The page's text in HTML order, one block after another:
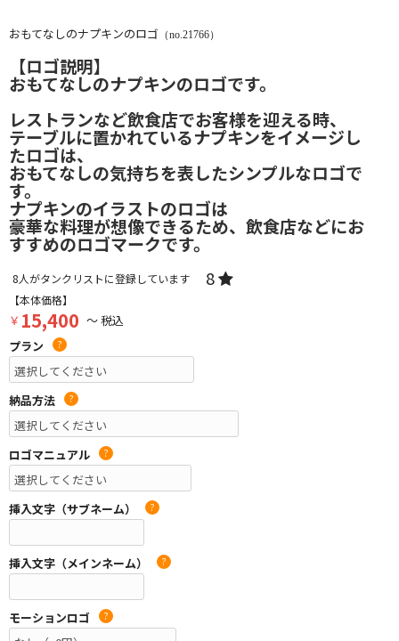
おもてなしのナプキンのロゴ （no.21766）
【ロゴ説明】
おもてなしのナプキンのロゴです。
レストランなど飲食店でお客様を迎える時、
テーブルに置かれているナプキンをイメージし
たロゴは、
おもてなしの気持ちを表したシンプルなロゴで
す。
ナプキンのイラストのロゴは
豪華な料理が想像できるため、飲食店などにお
すすめのロゴマークです。
8人がタンクリストに登録しています 8
【本体価格】
￥ 15,400 ～ 税込
プラン
?
納品方法 ?
ロゴマニュアル ?
挿入文字（サブネーム） ?
挿入文字（メインネーム） ?
モーションロゴ ?